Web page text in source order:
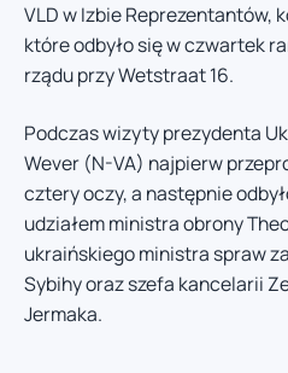
VLD w Izbie Reprezentantów,
które odbyło się w czwartek
rządu przy Wetstraat 16.
Podczas wizyty prezydenta
Wever (N-VA) najpierw
cztery oczy, a następnie
udziałem ministra obrony
ukraińskiego ministra spraw
Sybihy oraz szefa kancelarii
Jermaka.